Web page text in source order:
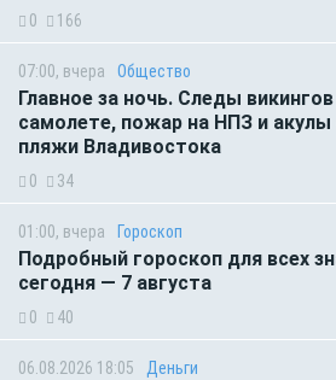
0 166
07:00, вчера Общество
Главное за ночь. Следы
самолете, пожар на НПЗ и акулы
пляжи Владивостока
0 34
01:00, вчера Гороскоп
Подробный гороскоп для всех
сегодня — 7 августа
0 40
06.08.2026 18:05 Деньги